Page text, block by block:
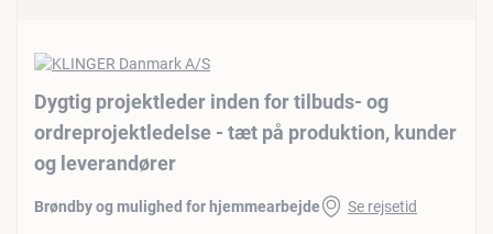
Dygtig projektleder inden for tilbuds- og
ordreprojektledelse - tæt på produktion, kunder
og leverandører
Brøndby og mulighed for hjemmearbejde Se rejsetid